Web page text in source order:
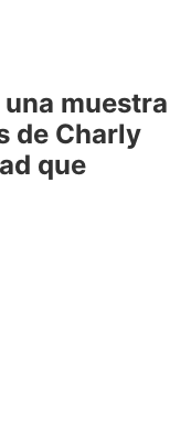
muestra
de Charly
que